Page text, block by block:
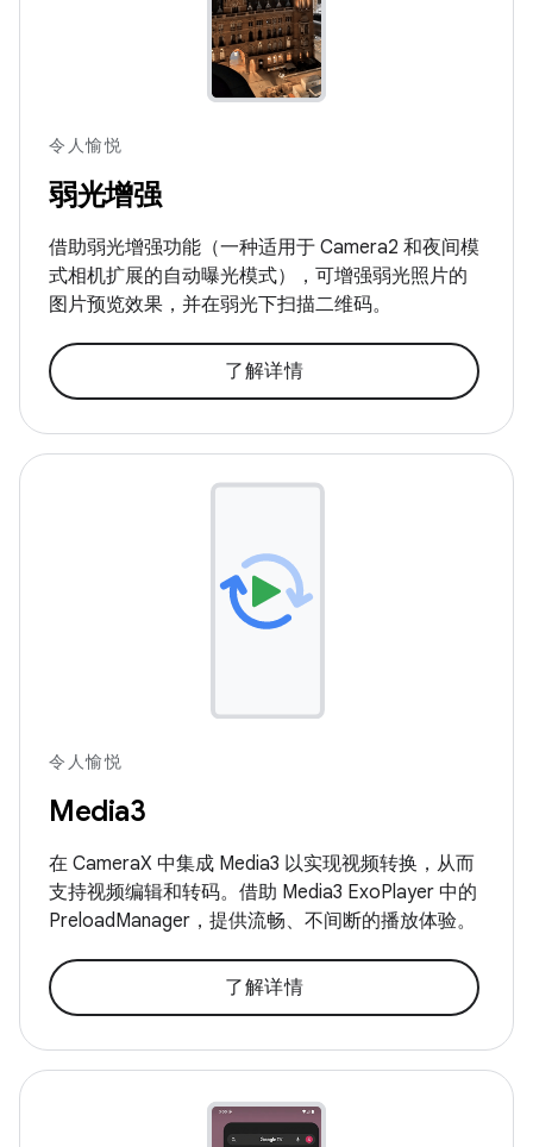
令人愉悦
弱光增强
借助弱光增强功能（一种适用于 Camera2 和夜间模
式相机扩展的自动曝光模式），可增强弱光照片的
图片预览效果，并在弱光下扫描二维码。
了解详情
令人愉悦
Media3
在 CameraX 中集成 Media3 以实现视频转换，从而
支持视频编辑和转码。借助 Media3 ExoPlayer 中的
PreloadManager，提供流畅、不间断的播放体验。
了解详情